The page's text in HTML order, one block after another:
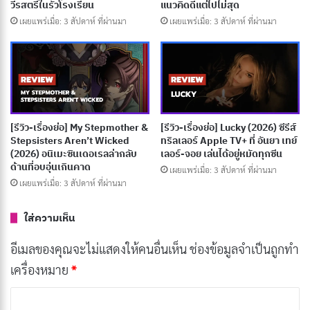
บูชาและปรารถนาที่จะกลับไปยังบ้านเกิดทางเหนือ จึงขอ
ติดตาม Lawrence ไปในการเดินทางค้าขายของเขา
บทความที่เกี่ยวข้อง
[รีวิว-เรื่องย่อ] Draw This, Then Die! (2026) อนิ
เมะที่เข้าใจคนรักมังงะที่สุด
เผยแพร่เมื่อ: 3 สัปดาห์ ที่ผ่านมา
[รีวิว-เรื่องย่อ] Zootopia (2016) แอนิเมชั่นนีโอนัวร์
[รีวิว-เรื่องย่อ] Let’s go KAIKIGUMI (2026) อนิเมะ
วีรสตรีในรั้วโรงเรียน
เผยแพร่เมื่อ: 3 สัปดาห์ ที่ผ่านมา
แนวคิดดีแต่ไปไม่สุด
เผยแพร่เมื่อ: 3 สัปดาห์ ที่ผ่านมา
[รีวิว-เรื่องย่อ] My Stepmother &
Stepsisters Aren’t Wicked
(2026) อนิเมะซินเดอเรลล่ากลับ
ด้านที่อบอุ่นเกินคาด
เผยแพร่เมื่อ: 3 สัปดาห์ ที่ผ่านมา
[รีวิว-เรื่องย่อ] Lucky (2026) ซีรีส์
ทริลเลอร์ Apple TV+ ที่ อันยา เทย์
เลอร์-จอย เล่นได้อยู่หมัดทุกซีน
เผยแพร่เมื่อ: 3 สัปดาห์ ที่ผ่านมา
ใส่ความเห็น
อีเมลของคุณจะไม่แสดงให้คนอื่นเห็นช่องข้อมูลจำเป็นถูกทำ
เครื่องหมาย *